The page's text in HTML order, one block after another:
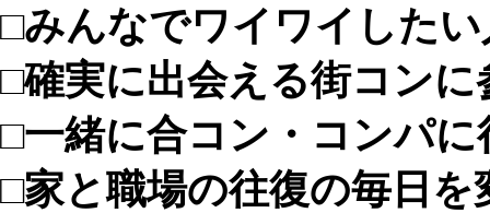
□みんなでワイワイしたい
□確実に出会える街コンに
□一緒に合コン・コンパ
□家と職場の往復の毎日を